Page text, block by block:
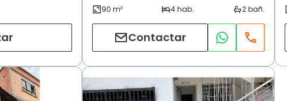
Contactar